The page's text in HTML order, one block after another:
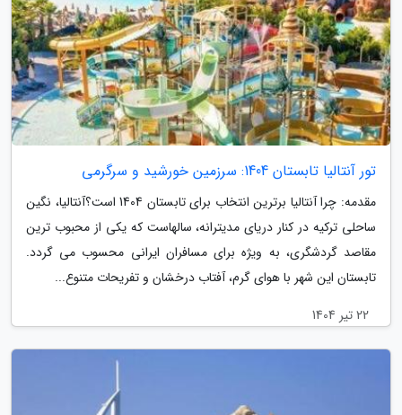
تور آنتالیا تابستان 1404: سرزمین خورشید و سرگرمی
مقدمه: چرا آنتالیا برترین انتخاب برای تابستان 1404 است؟آنتالیا، نگین
ساحلی ترکیه در کنار دریای مدیترانه، سالهاست که یکی از محبوب ترین
مقاصد گردشگری، به ویژه برای مسافران ایرانی محسوب می گردد.
تابستان این شهر با هوای گرم، آفتاب درخشان و تفریحات متنوع...
22 تیر 1404